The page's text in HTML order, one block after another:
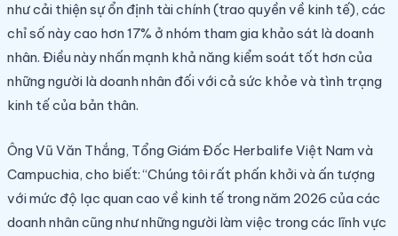
như cải thiện sự ổn định tài chính (trao quyền về kinh tế), các
chỉ số này cao hơn 17% ở nhóm tham gia khảo sát là doanh
nhân. Điều này nhấn mạnh khả năng kiểm soát tốt hơn của
những người là doanh nhân đối với cả sức khỏe và tình trạng
kinh tế của bản thân.
Ông Vũ Văn Thắng, Tổng Giám Đốc Herbalife Việt Nam và
Campuchia, cho biết: “Chúng tôi rất phấn khởi và ấn tượng
với mức độ lạc quan cao về kinh tế trong năm 2026 của các
doanh nhân cũng như những người làm việc trong các lĩnh vực